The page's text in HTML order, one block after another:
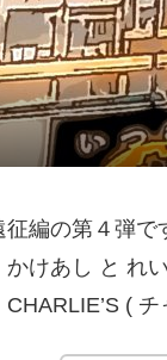
編の第４弾で
かけあし と れ
CHARLIE’S (